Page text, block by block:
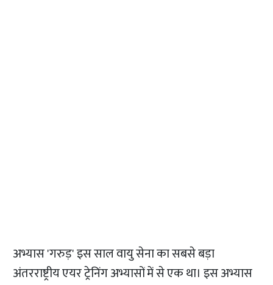
अभ्यास 'गरुड़' इस साल वायु सेना का सबसे बड़ा
अंतरराष्ट्रीय एयर ट्रेनिंग अभ्यासों में से एक था। इस अभ्यास